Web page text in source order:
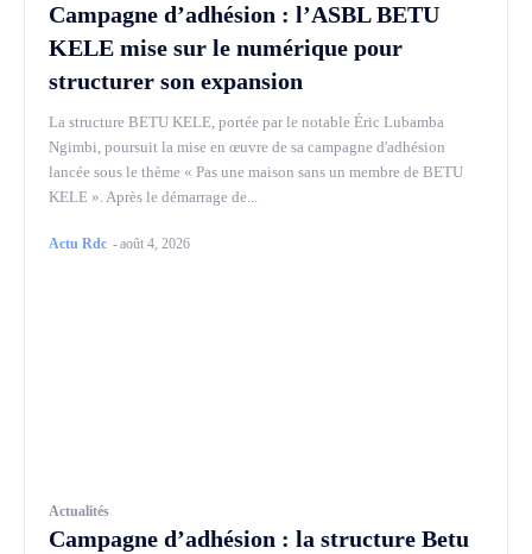
Campagne d’adhésion : l’ASBL BETU
KELE mise sur le numérique pour
structurer son expansion
La structure BETU KELE, portée par le notable Éric Lubamba
Ngimbi, poursuit la mise en œuvre de sa campagne d'adhésion
lancée sous le thème « Pas une maison sans un membre de BETU
KELE ». Après le démarrage de...
Actu Rdc -août 4, 2026
Actualités
Campagne d’adhésion : la structure Betu